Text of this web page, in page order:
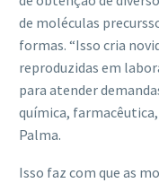
de moléculas
formas. “Isso cria
reproduzidas em
para atender
química,
Palma.
Isso faz com que as